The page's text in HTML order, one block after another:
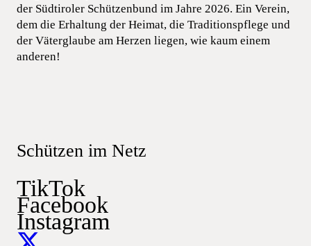
der Südtiroler Schützenbund im Jahre 2026. Ein Verein,
dem die Erhaltung der Heimat, die Traditionspflege und
der Väterglaube am Herzen liegen, wie kaum einem
anderen!
Schützen im Netz
TikTok
Facebook
Instagram